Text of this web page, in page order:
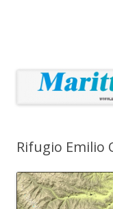
Rifugio Emilio